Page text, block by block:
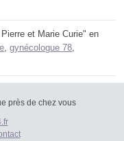
et Marie Curie" en
, gynécologue 78,
près de chez vous